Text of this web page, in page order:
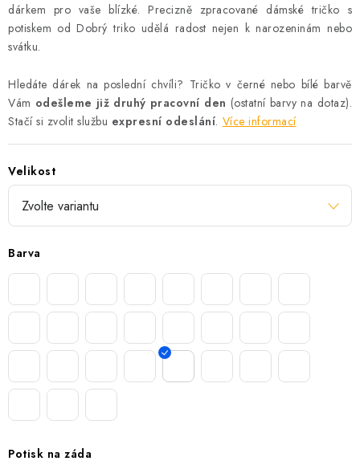
dárkem pro vaše blízké. Precizně zpracované dámské tričko s
potiskem od Dobrý triko udělá radost nejen k narozeninám nebo
svátku.
Hledáte dárek na poslední chvíli? Tričko v černé nebo bílé barvě
Vám odešleme již druhý pracovní den (ostatní barvy na dotaz).
Stačí si zvolit službu expresní odeslání. Více informací
Velikost
Barva
Potisk na záda